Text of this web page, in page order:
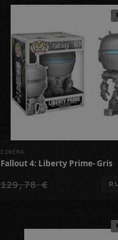
CINÉMA
Fallout 4: Liberty Prime- Gris
129,78 €